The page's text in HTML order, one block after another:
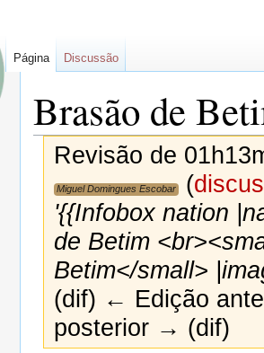
Brasão de
Revisão de
Miguel Domingues Escobar (
'{{Infobox nation
de Betim
Betim</small>
(dif) ← Edição
posterior → (dif)
Página Discussão